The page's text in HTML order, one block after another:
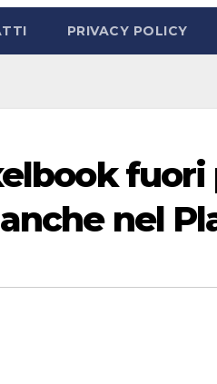
PRIVACY POLICY
nel